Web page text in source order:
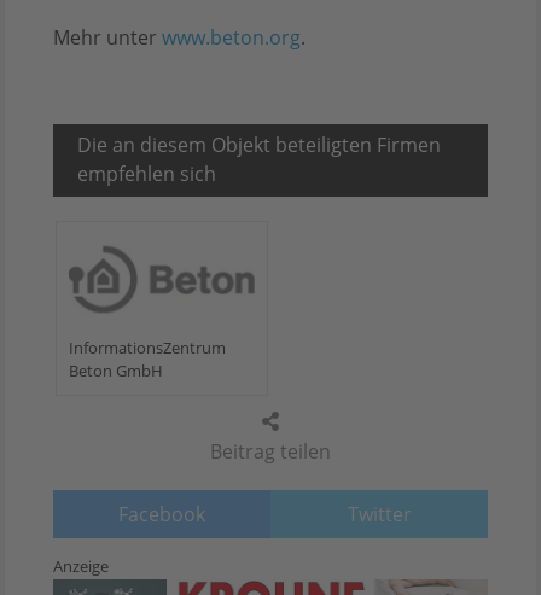
Beitrag teilen
Facebook Twitter
Mehr unter www.beton.org.
Die an diesem Objekt beteiligten Firmen
empfehlen sich
InformationsZentrum
Beton GmbH
Anzeige